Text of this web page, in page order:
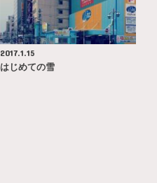
2017.1.15
はじめての雪